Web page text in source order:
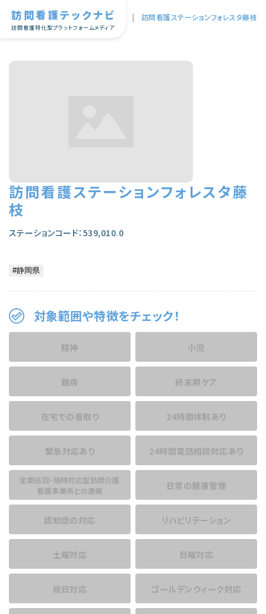
訪問看護テックナビ
訪問看護特化型プラットフォームメディア
TOP | 訪問看護ステーションフォレスタ藤枝
訪問看護ステーションフォレスタ藤
枝
ステーションコード：539,010.0
対象範囲や特徴をチェック！
精神 小児
難病 終末期ケア
在宅での看取り 24時間体制あり
緊急対応あり 24時間電話相談対応あり
定期巡回・随時対応型訪問介護
看護事業所との連携
日常の健康管理
認知症の対応 リハビリテーション
土曜対応 日曜対応
祝日対応 ゴールデンウィーク対応